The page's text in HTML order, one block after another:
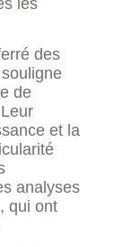
des
de
et la
analyses
qui ont